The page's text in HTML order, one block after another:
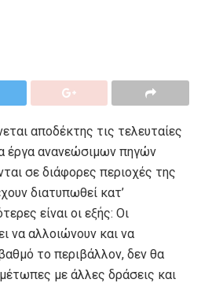
αποδέκτης τις τελευταίες
έργα ανανεώσιμων πηγών
σε διάφορες περιοχές της
διατυπωθεί κατ’
είναι οι εξής: Οι
να αλλοιώνουν και να
το περιβάλλον, δεν θα
με άλλες δράσεις και